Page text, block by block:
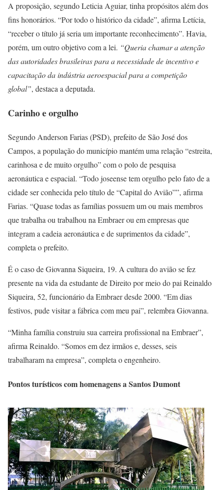
A proposição, segundo Leticia Aguiar, tinha propósitos além dos
fins honorários. “Por todo o histórico da cidade”, afirma Letícia,
“receber o título já seria um importante reconhecimento”. Havia,
porém, um outro objetivo com a lei. “Queria chamar a atenção
das autoridades brasileiras para a necessidade de incentivo e
capacitação da indústria aeroespacial para a competição
global”, destaca a deputada.
Carinho e orgulho
Segundo Anderson Farias (PSD), prefeito de São José dos
Campos, a população do município mantém uma relação “estreita,
carinhosa e de muito orgulho” com o polo de pesquisa
aeronáutica e espacial. “Todo joseense tem orgulho pelo fato de a
cidade ser conhecida pelo título de “Capital do Avião””, afirma
Farias. “Quase todas as famílias possuem um ou mais membros
que trabalha ou trabalhou na Embraer ou em empresas que
integram a cadeia aeronáutica e de suprimentos da cidade”,
completa o prefeito.
É o caso de Giovanna Siqueira, 19. A cultura do avião se fez
presente na vida da estudante de Direito por meio do pai Reinaldo
Siqueira, 52, funcionário da Embraer desde 2000. “Em dias
festivos, pude visitar a fábrica com meu pai”, relembra Giovanna.
“Minha família construiu sua carreira profissional na Embraer”,
afirma Reinaldo. “Somos em dez irmãos e, desses, seis
trabalharam na empresa”, completa o engenheiro.
Pontos turísticoscom homenagens a Santos Dumont